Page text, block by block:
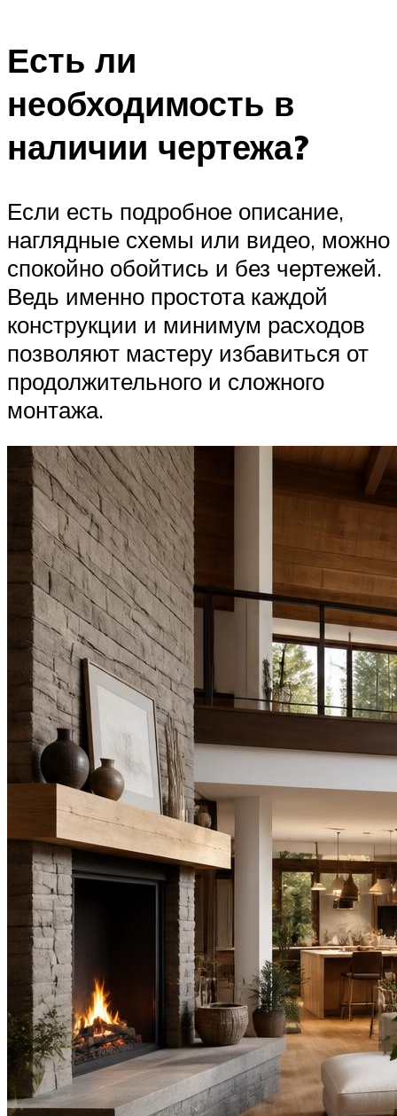
Есть ли
необходимость в
наличии чертежа?
Если есть подробное описание,
наглядные схемы или видео, можно
спокойно обойтись и без чертежей.
Ведь именно простота каждой
конструкции и минимум расходов
позволяют мастеру избавиться от
продолжительного и сложного
монтажа.